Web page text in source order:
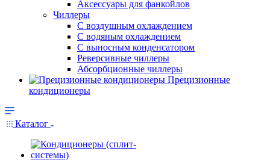
Аксессуары для фанкойлов
Чиллеры
С воздушным охлаждением
С водяным охлаждением
С выносным конденсатором
Реверсивные чиллеры
Абсорбционные чиллеры
Прецизионные
кондиционеры
Каталог